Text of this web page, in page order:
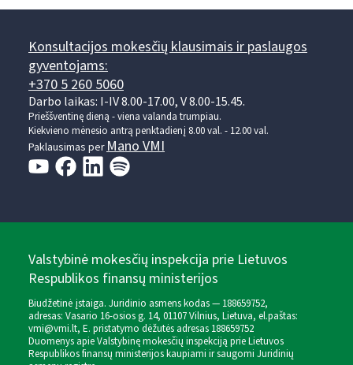
Konsultacijos mokesčių klausimais ir paslaugos
gyventojams:
+370 5 260 5060
Darbo laikas: I-IV 8.00-17.00, V 8.00-15.45.
Prieššventinę dieną - viena valanda trumpiau.
Kiekvieno mėnesio antrą penktadienį 8.00 val. - 12.00 val.
Paklausimas perMano VMI
Valstybinė mokesčių inspekcija prie Lietuvos
Respublikos finansų ministerijos
Biudžetinė įstaiga. Juridinio asmens kodas — 188659752,
adresas: Vasario 16-osios g. 14, 01107 Vilnius, Lietuva, el.paštas:
vmi@vmi.lt, E. pristatymo dėžutės adresas 188659752
Duomenys apie Valstybinę mokesčių inspekciją prie Lietuvos
Respublikos finansų ministerijos kaupiami ir saugomi Juridinių